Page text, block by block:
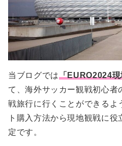
販売
5/2：公式リセール
着）
6/23：決勝ラウンド
参考）EURO2020チ
グループC
グループD
グループE
グループF
格安列車「FlixTrain
節約するなら長距離
め！
チケット保有者は試
交通機関が無料に！
当ブログでは「EURO2024
て、海外サッカー観戦初心者
戦旅行に行くことができるよ
ト購入方法から現地観戦に
定です。